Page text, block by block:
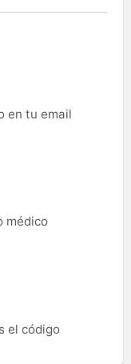
en tu email
médico
el código